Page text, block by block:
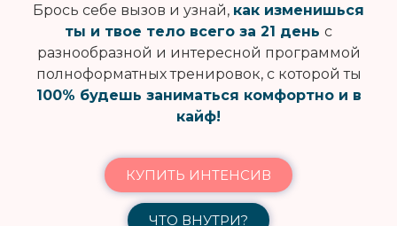
Брось себе вызов и узнай, как изменишься
ты и твое тело всего за 21 день с
разнообразной и интересной программой
полноформатных тренировок, с которой ты
100% будешь заниматься комфортно и в
кайф!
КУПИТЬ ИНТЕНСИВ
ЧТО ВНУТРИ?